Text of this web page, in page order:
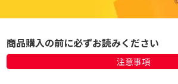
商品購入の前に必ずお読みください
注意事項